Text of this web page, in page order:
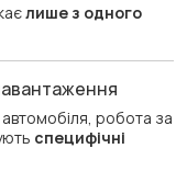
лише з одного
робота за
специфічні